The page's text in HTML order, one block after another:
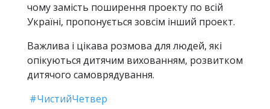
чому замість поширення проекту по всій
Україні, пропонується зовсім інший проект.
Важлива і цікава розмова для людей, які
опікуються дитячим вихованням, розвитком
дитячого самоврядування.
#ЧистийЧетвер